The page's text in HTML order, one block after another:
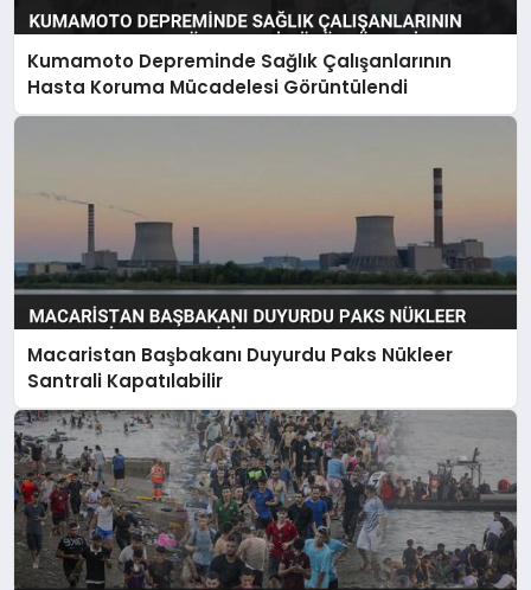
Kumamoto Depreminde Sağlık Çalışanlarının
Hasta Koruma Mücadelesi Görüntülendi
Macaristan Başbakanı Duyurdu Paks Nükleer
Santrali Kapatılabilir